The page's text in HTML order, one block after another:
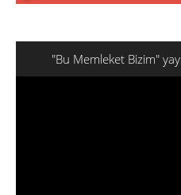
"Bu Memleket Bizim"